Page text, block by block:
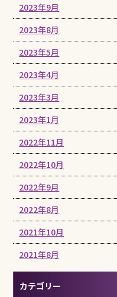
2023年9月
2023年8月
2023年5月
2023年4月
2023年3月
2023年1月
2022年11月
2022年10月
2022年9月
2022年8月
2021年10月
2021年8月
カテゴリー